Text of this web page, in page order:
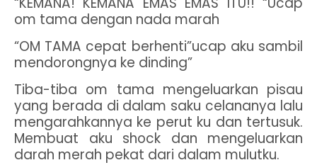
om tama dengan nada marah
“OM TAMA cepat berhenti”ucap aku sambil
mendorongnya ke dinding”
Tiba-tiba om tama mengeluarkan pisau
yang berada di dalam saku celananya lalu
mengarahkannya ke perut ku dan tertusuk.
Membuat aku shock dan mengeluarkan
darah merah pekat dari dalam mulutku.